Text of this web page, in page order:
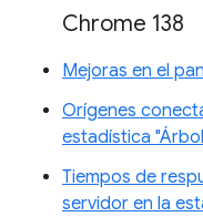
Chrome 138
Mejoras en el
Orígenes
estadística
Tiempos de
servidor en la